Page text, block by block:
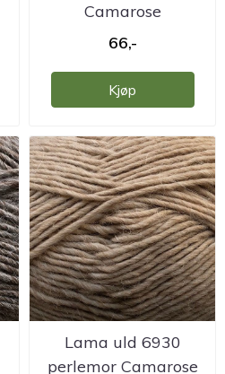
Camarose
66,-
Kjøp
Lama uld 6930
perlemor Camarose